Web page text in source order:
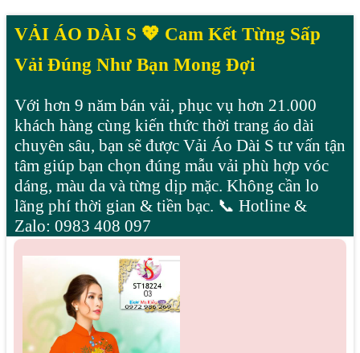
VẢI ÁO DÀI S 💖 Cam Kết Từng Sấp
Vải Đúng Như Bạn Mong Đợi
Với hơn 9 năm bán vải, phục vụ hơn 21.000
khách hàng cùng kiến thức thời trang áo dài
chuyên sâu, bạn sẽ được Vải Áo Dài S tư vấn tận
tâm giúp bạn chọn đúng mẫu vải phù hợp vóc
dáng, màu da và từng dịp mặc. Không cần lo
lãng phí thời gian & tiền bạc. 📞 Hotline &
Zalo: 0983 408 097